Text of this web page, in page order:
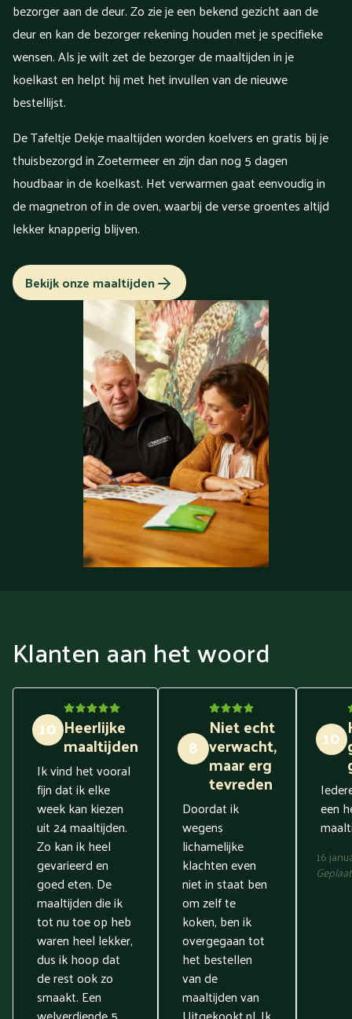
bezorger aan de deur. Zo zie je een bekend gezicht aan de
deur en kan de bezorger rekening houden met je specifieke
wensen. Als je wilt zet de bezorger de maaltijden in je
koelkast en helpt hij met het invullen van de nieuwe
bestellijst.
De Tafeltje Dekje maaltijden worden koelvers en gratis bij je
thuisbezorgd in Zoetermeer en zijn dan nog 5 dagen
houdbaar in de koelkast. Het verwarmen gaat eenvoudig in
de magnetron of in de oven, waarbij de verse groentes altijd
lekker knapperig blijven.
Bekijk onze maaltijden
Klanten aan het woord
10 Heerlijke
maaltijden
Ik vind het vooral
fijn dat ik elke
week kan kiezen
uit 24 maaltijden.
Zo kan ik heel
gevarieerd en
goed eten. De
maaltijden die ik
tot nu toe op heb
waren heel lekker,
dus ik hoop dat
de rest ook zo
smaakt. Een
8
Niet echt
verwacht,
maar erg
tevreden
Doordat ik
wegens
lichamelijke
klachten even
niet in staat ben
om zelf te
koken, ben ik
overgegaan tot
het bestellen
van de
maaltijden van
10
een
16